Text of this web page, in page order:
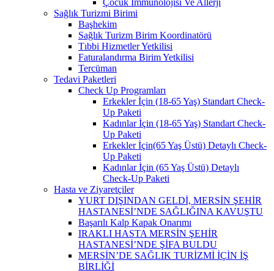
Sağlık Turizmi Birimi
Başhekim
Sağlık Turizm Birim Koordinatörü
Tıbbi Hizmetler Yetkilisi
Faturalandırma Birim Yetkilisi
Tercüman
Tedavi Paketleri
Check Up Programları
Erkekler İçin (18-65 Yaş) Standart Check-
Up Paketi
Kadınlar İçin (18-65 Yaş) Standart Check-
Up Paketi
Erkekler İçin(65 Yaş Üstü) Detaylı Check-
Up Paketi
Kadınlar İçin (65 Yaş Üstü) Detaylı
Check-Up Paketi
Hasta ve Ziyaretçiler
YURT DIŞINDAN GELDİ, MERSİN ŞEHİR
HASTANESİ’NDE SAĞLIĞINA KAVUŞTU
Başarılı Kalp Kapak Onarımı
IRAKLI HASTA MERSİN ŞEHİR
HASTANESİ’NDE ŞİFA BULDU
MERSİN’DE SAĞLIK TURİZMİ İÇİN İŞ
BİRLİĞİ